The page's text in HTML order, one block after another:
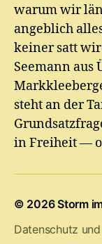
warum wir
angeblich
keiner satt
Seemann aus
steht an der
in Freiheit —
© 2026Storm
Datenschutz